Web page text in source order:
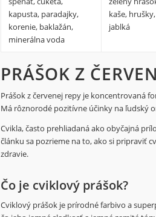
kapusta, paradajky,
korenie, baklažán,
minerálna voda
kaše,
jablká
PRÁŠOK Z
Prášok z červenej repy je koncentrovaná
Má rôznorodé pozitívne účinky na ľudský
Cvikla, často prehliadaná ako obyčajná
článku sa pozrieme na to, ako si pripraviť
zdravie.
Čo je cviklový prášok?
Cviklový prášok je prírodné farbivo a